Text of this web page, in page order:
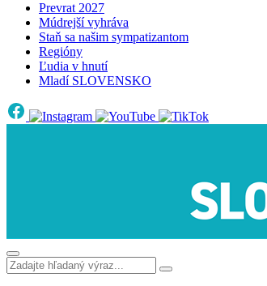
Prevrat 2027
Múdrejší vyhráva
Staň sa našim sympatizantom
Regióny
Ľudia v hnutí
Mladí SLOVENSKO